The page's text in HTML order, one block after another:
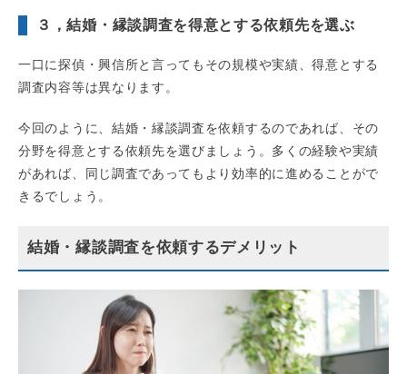
３，結婚・縁談調査を得意とする依頼先を選ぶ
一口に探偵・興信所と言ってもその規模や実績、得意とする
調査内容等は異なります。
今回のように、結婚・縁談調査を依頼するのであれば、その
分野を得意とする依頼先を選びましょう。多くの経験や実績
があれば、同じ調査であってもより効率的に進めることがで
きるでしょう。
結婚・縁談調査を依頼するデメリット